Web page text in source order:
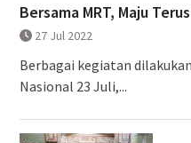
Bersama MRT, Maju
27 Jul 2022
Berbagai kegiatan
Nasional 23 Juli,...